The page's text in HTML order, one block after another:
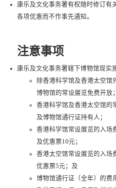
康乐及文化事务署有权随时修订有
各项优惠而不作事先通知。
注意事项
康乐及文化事务署辖下博物馆现实
除香港科学馆及香港太空馆
博物馆的常设展览免费开放；
香港科学馆及香港太空馆的
及博物馆通行证持有人；
香港科学馆常设展览的入场
及优惠票10元；
香港太空馆常设展览的入场
优惠票5元；及
博物馆通行证（全年）的费